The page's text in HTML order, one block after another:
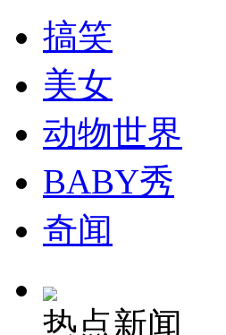
纽约上演“枕头大战”
司机酒驾遇交警 急速倒车逃窜
搞笑
美女
动物世界
BABY秀
奇闻
热点新闻